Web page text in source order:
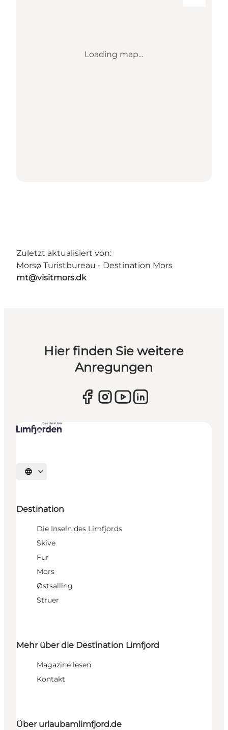
Loading map...
Zuletzt aktualisiert von:
Morsø Turistbureau - Destination Mors
mt@visitmors.dk
Hier finden Sie weitere
Anregungen
Sprache auswählen
Destination
Die Inseln des Limfjords
Skive
Fur
Mors
Østsalling
Struer
Mehr über die Destination Limfjord
Magazine lesen
Kontakt
Über urlaubamlimfjord.de